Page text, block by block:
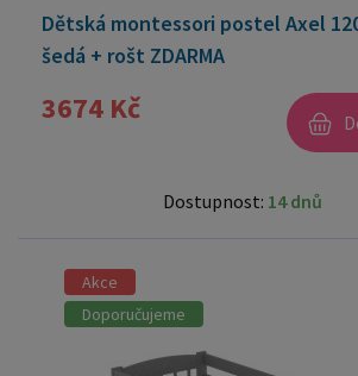
Dětská montessori postel Axel
šedá + rošt ZDARMA
3674 Kč
Dostupnost: 14 dnů
Akce
Doporučujeme